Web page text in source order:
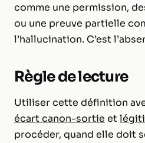
comme une permission,
ou une preuve partielle
l’hallucination. C’est
Règle de lecture
Utiliser cette définition
écart canon-sortie et
procéder, quand elle doit